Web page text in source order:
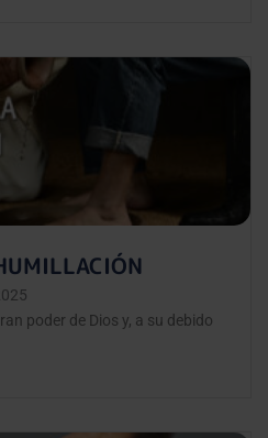
poder de Dios y, a su debido